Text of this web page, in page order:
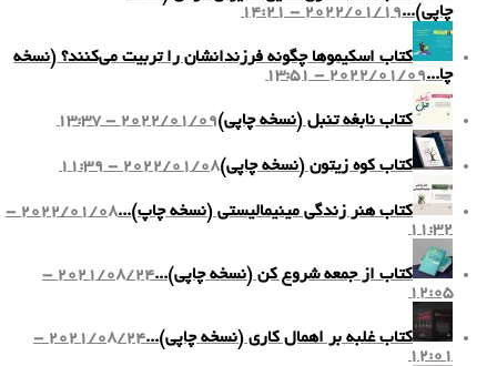
چاپی)...2022/01/19 - 14:21
کتاب اسکیموها چگونه فرزندانشان را تربیت می‌کنند؟ (نسخه
چا...2022/01/09 - 13:51
کتاب نابغه تنبل (نسخه چاپی)2022/01/09 - 13:37
کتاب کوه زیتون (نسخه چاپی)2022/01/08 - 11:39
کتاب هنر زندگی مینیمالیستی (نسخه چاپ)...
2022/01/08 -
11:32
کتاب از جمعه شروع کن (نسخه چاپی)...
2021/08/24 -
12:05
کتاب غلبه بر اهمال کاری (نسخه چاپی)...
2021/08/24 -
12:01